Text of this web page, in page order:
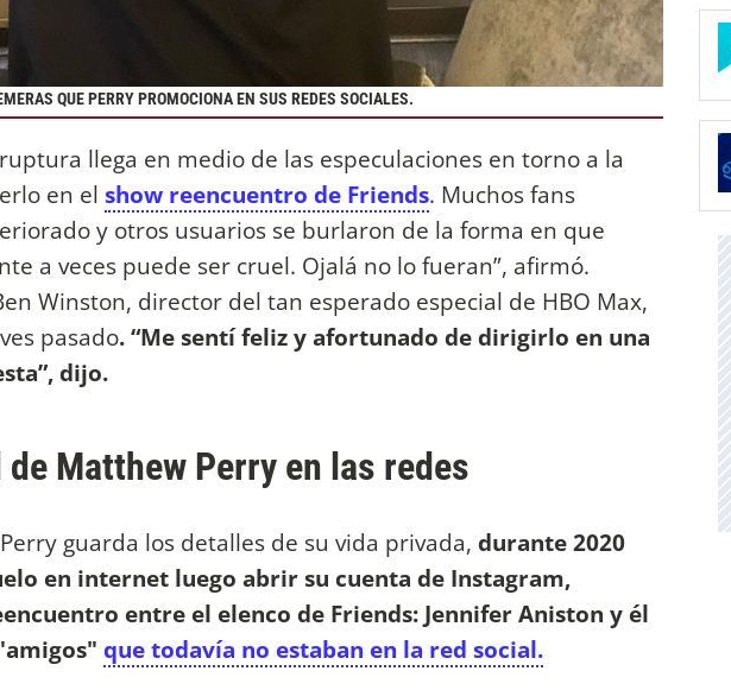
QUE PERRY PROMOCIONA EN SUS REDES SOCIALES.
llega en medio de las especulaciones en torno a la
en el show reencuentro de Friends. Muchos fans
y otros usuarios se burlaron de la forma en que
a veces puede ser cruel. Ojalá no lo fueran”, afirmó.
Winston, director del tan esperado especial de HBO Max,
pasado. “Me sentí feliz y afortunado de dirigirlo en una
dijo.
Matthew Perry en las redes
guarda los detalles de su vida privada, durante 2020
en internet luego abrir su cuenta de Instagram,
entre el elenco de Friends: Jennifer Aniston y él
que todavía no estaban en la red social.